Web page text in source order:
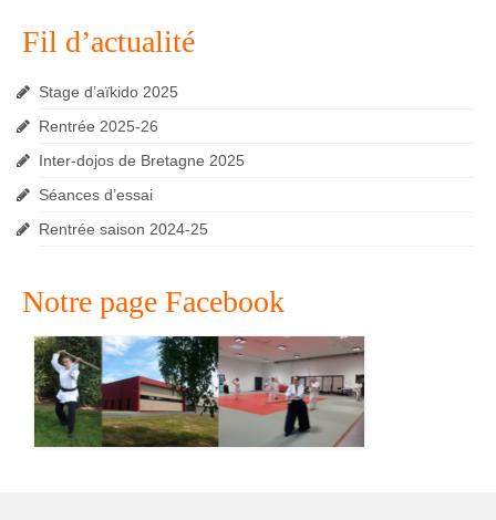
Fil d’actualité
Stage d’aïkido 2025
Rentrée 2025-26
Inter-dojos de Bretagne 2025
Séances d’essai
Rentrée saison 2024-25
Notre page Facebook